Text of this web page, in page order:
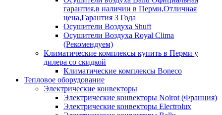
гарантия,в наличии в Перми,Отличная
цена,Гарантия 3 Года
Осушители Воздуха Shuft
Осушители Воздуха Royal Clima
(Рекомендуем)
Климатические комплексы купить в Перми у
дилера со скидкой
Климатические комплексы Boneсo
Тепловое оборудование
Электрические конвекторы
Электрические конвекторы Noirot (Франция)
Электрические конвекторы Electrolux